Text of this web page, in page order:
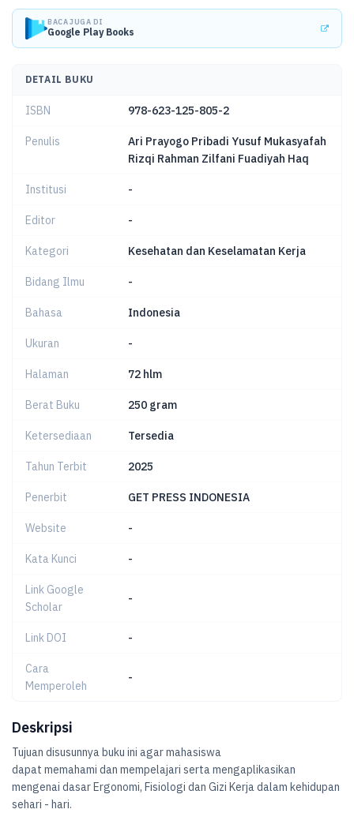
BACA JUGA DI
Google Play Books
DETAIL BUKU
ISBN 978-623-125-805-2
Penulis
Ari Prayogo Pribadi Yusuf Mukasyafah
Rizqi Rahman Zilfani Fuadiyah Haq
Institusi -
Editor -
Kategori Kesehatan dan Keselamatan Kerja
Bidang Ilmu -
Bahasa Indonesia
Ukuran -
Halaman 72 hlm
Berat Buku 250 gram
Ketersediaan Tersedia
Tahun Terbit 2025
Penerbit GET PRESS INDONESIA
Website -
Kata Kunci -
Link Google
Scholar
-
Link DOI -
Cara
Memperoleh
-
Deskripsi
Tujuan disusunnya buku ini agar mahasiswa
dapat memahami dan mempelajari serta mengaplikasikan
mengenai dasar Ergonomi, Fisiologi dan Gizi Kerja dalam kehidupan
sehari - hari.